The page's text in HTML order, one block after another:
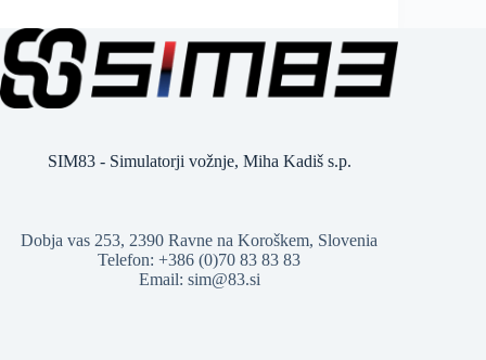
SIM83 - Simulatorji vožnje, Miha Kadiš s.p.
Dobja vas 253, 2390 Ravne na Koroškem, Slovenia
Telefon: +386 (0)70 83 83 83
Email: sim@83.si